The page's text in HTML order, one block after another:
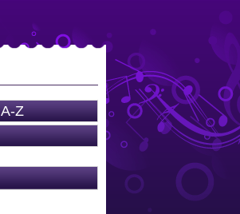
A-Z